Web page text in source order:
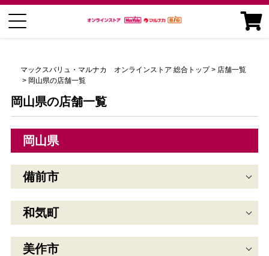
マックスバリュ・マルナカ オンラインストア 総合トップ
店舗一覧
岡山県の店舗一覧
岡山県の店舗一覧
岡山県
備前市
和気町
美作市